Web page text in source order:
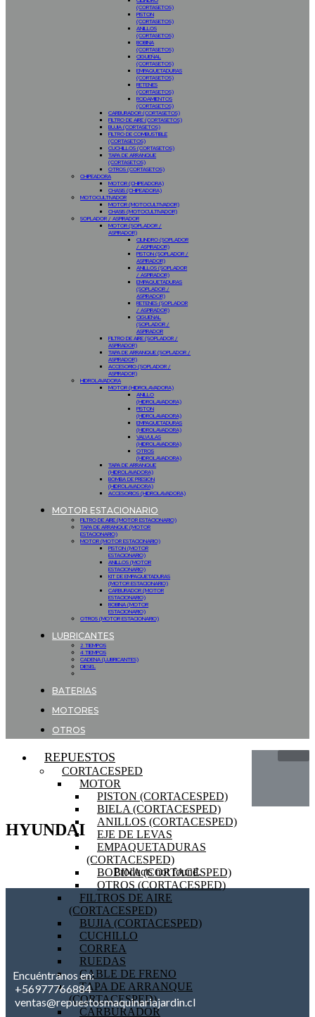
(CORTASETOS)
PISTON
(CORTASETOS)
ANILLOS
(CORTASETOS)
BOBINA
(CORTASETOS)
CIGUEÑAL
(CORTASETOS)
EMPAQUETADURAS
(CORTASETOS)
RETENES
(CORTASETOS)
RODAMIENTOS
(CORTASETOS)
CARBURADOR (CORTASETOS)
FILTRO DE AIRE (CORTASETOS)
BUJIA (CORTASETOS)
FILTRO DE COMBUSTIBLE
(CORTASETOS)
CUCHILLOS (CORTASETOS)
TAPA DE ARRANQUE
(CORTASETOS)
OTROS (CORTASETOS)
CHIPEADORA
MOTOR (CHIPEADORA)
CHASIS (CHIPEADORA)
MOTOCULTIVADOR
MOTOR (MOTOCULTIVADOR)
CHASIS (MOTOCULTIVADOR)
SOPLADOR / ASPIRADOR
MOTOR (SOPLADOR /
ASPIRADOR)
CILINDRO (SOPLADOR
/ ASPIRADOR)
PISTON (SOPLADOR /
ASPIRADOR)
ANILLOS (SOPLADOR
/ ASPIRADOR)
EMPAQUETADURAS
(SOPLADOR /
ASPIRADOR)
RETENES (SOPLADOR
/ ASPIRADOR)
CIGUEÑAL
(SOPLADOR /
ASPIRADOR
FILTRO DE AIRE (SOPLADOR /
ASPIRADOR)
TAPA DE ARRANQUE (SOPLADOR /
ASPIRADOR)
ACCESORIO (SOPLADOR /
ASPIRADOR)
HIDROLAVADORA
MOTOR (HIDROLAVADORA)
ANILLO
(HIDROLAVADORA)
PISTON
(HIDROLAVADORA)
EMPAQUETADURAS
(HIDROLAVADORA)
VALVULAS
(HIDROLAVADORA)
OTROS
(HIDROLAVADORA)
TAPA DE ARRANQUE
(HIDROLAVADORA)
BOMBA DE PRESION
(HIDROLAVADORA)
ACCESORIOS (HIDROLAVADORA)
MOTOR ESTACIONARIO
FILTRO DE AIRE (MOTOR ESTACIONARIO)
TAPA DE ARRANQUE (MOTOR
ESTACIONARIO)
MOTOR (MOTOR ESTACIONARIO)
PISTON (MOTOR
ESTACIONARIO)
ANILLOS (MOTOR
ESTACIONARIO)
KIT DE EMPAQUETADURAS
(MOTOR ESTACIONARIO)
CARBURADOR (MOTOR
ESTACIONARIO)
BOBINA (MOTOR
ESTACIONARIO)
OTROS (MOTOR ESTACIONARIO)
LUBRICANTES
2 TIEMPOS
4 TIEMPOS
CADENA (LUBRICANTES)
DIESEL
BATERIAS
MOTORES
OTROS
REPUESTOS
CORTACESPED
MOTOR
PISTON (CORTACESPED)
BIELA (CORTACESPED)
ANILLOS (CORTACESPED)
EJE DE LEVAS
EMPAQUETADURAS
(CORTACESPED)
BOBINA (CORTACESPED)
OTROS (CORTACESPED)
FILTROS DE AIRE
(CORTACESPED)
BUJIA (CORTACESPED)
CUCHILLO
CORREA
RUEDAS
CABLE DE FRENO
TAPA DE ARRANQUE
(CORTACESPED)
CARBURADOR
HYUNDAI
Products not found.
Encuéntranos en:
+56977766884
ventas@repuestosmaquinariajardin.cl